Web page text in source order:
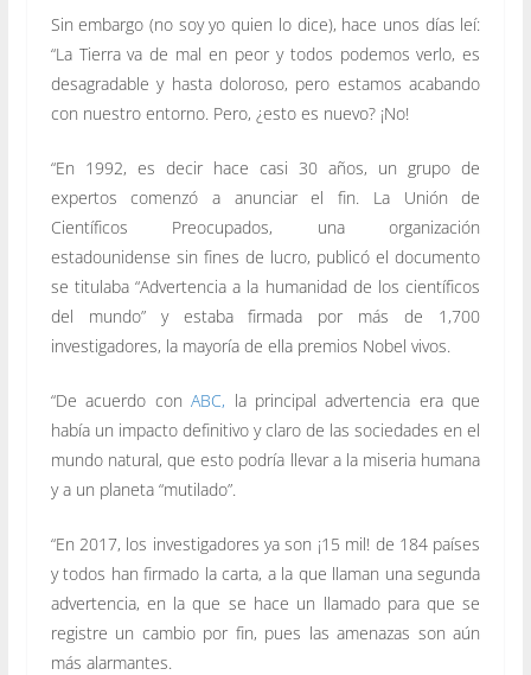
Sin embargo (no soy yo quien lo dice), hace unos días leí:
“La Tierra va de mal en peor y todos podemos verlo, es
desagradable y hasta doloroso, pero estamos acabando
con nuestro entorno. Pero, ¿esto es nuevo? ¡No!
“En 1992, es decir hace casi 30 años, un grupo de
expertos comenzó a anunciar el fin. La Unión de
Científicos Preocupados, una organización
estadounidense sin fines de lucro, publicó el documento
se titulaba “Advertencia a la humanidad de los científicos
del mundo” y estaba firmada por más de 1,700
investigadores, la mayoría de ella premios Nobel vivos.
“De acuerdo con ABC, la principal advertencia era que
había un impacto definitivo y claro de las sociedades en el
mundo natural, que esto podría llevar a la miseria humana
y a un planeta “mutilado”.
“En 2017, los investigadores ya son ¡15 mil! de 184 países
y todos han firmado la carta, a la que llaman una segunda
advertencia, en la que se hace un llamado para que se
registre un cambio por fin, pues las amenazas son aún
más alarmantes.